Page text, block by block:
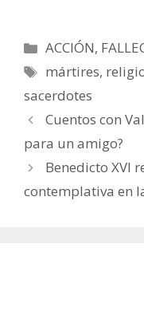
Categorías
ACCIÓN,
Etiquetas
mártires,
sacerdotes
Cuentos con
para un amigo?
Benedicto XVI
contemplativa en